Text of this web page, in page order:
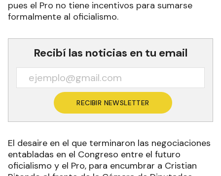
pues el Pro no tiene incentivos para sumarse
formalmente al oficialismo.
Recibí las noticias en tu email
RECIBIR NEWSLETTER
El desaire en el que terminaron las negociaciones
entabladas en el Congreso entre el futuro
oficialismo y el Pro, para encumbrar a Cristian